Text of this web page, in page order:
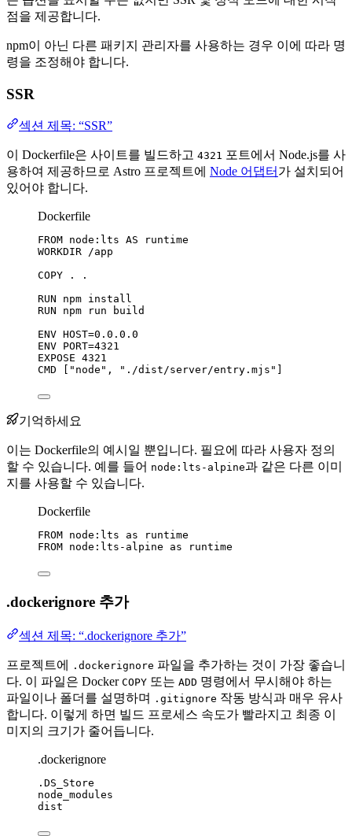
점을 제공합니다.
npm이 아닌 다른 패키지 관리자를 사용하는 경우 이에 따라 명
령을 조정해야 합니다.
SSR
섹션 제목: “SSR”
이 Dockerfile은 사이트를 빌드하고 4321 포트에서 Node.js를 사
용하여 제공하므로 Astro 프로젝트에 Node 어댑터 가 설치되어
있어야 합니다.
Dockerfile
FROM node:lts AS runtime
WORKDIR /app
COPY . .
RUN npm install
RUN npm run build
ENV HOST=0.0.0.0
ENV PORT=4321
EXPOSE 4321
CMD
"node" , "./dist/server/entry.mjs"
기억하세요
이는 Dockerfile의 예시일 뿐입니다. 필요에 따라 사용자 정의
할 수 있습니다. 예를 들어 node:lts-alpine과 같은 다른 이미
지를 사용할 수 있습니다.
Dockerfile
FROM node:lts as runtime
FROM node:lts-alpine as runtime
.dockerignore 추가
섹션 제목: “.dockerignore 추가”
프로젝트에 .dockerignore 파일을 추가하는 것이 가장 좋습니
다. 이 파일은 Docker COPY 또는 ADD 명령에서 무시해야 하는
파일이나 폴더를 설명하며
.gitignore 작동 방식과 매우 유사
합니다. 이렇게 하면 빌드 프로세스 속도가 빨라지고 최종 이
미지의 크기가 줄어듭니다.
.dockerignore
.DS_Store
node_modules
dist